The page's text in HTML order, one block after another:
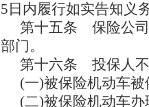
5日内履行如实告知义
第十五条 保险公
部门。
第十六条 投保人
(一)被保险机动车被
(二)被保险机动车办